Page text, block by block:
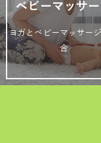
ベビーマッサ
ヨガとベビーマッサー
合